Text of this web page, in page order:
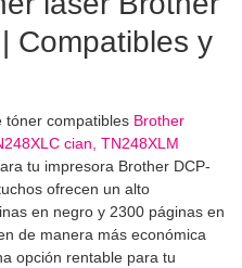
Compatibles y
tóner compatibles Brother
cian, TN248XLM
tu impresora Brother DCP-
ofrecen un alto
en negro y 2300 páginas en
de manera más económica
opción rentable para tu